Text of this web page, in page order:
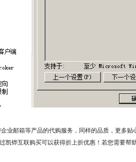
业邮箱等产品的代购服务，同样的品质，更多
凯铧互联购买可以获得折上折优惠！若您需要